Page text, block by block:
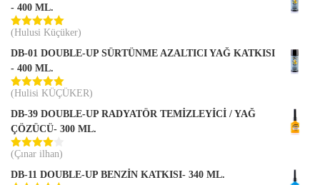
- 400 ML.
5 üzerinden
(Hulusi Küçüker)
DB-01 DOUBLE-UP SÜRTÜNME AZALTICI YAĞ KATKISI
- 400 ML.
5 üzerinden
(Hulisi KÜÇÜKER)
DB-39 DOUBLE-UP RADYATÖR TEMİZLEYİCİ / YAĞ
ÇÖZÜCÜ- 300 ML.
5
4oy aldı
(Çınar ilhan)
DB-11 DOUBLE-UP BENZİN KATKISI- 340 ML.